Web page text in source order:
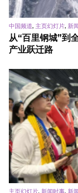
中国频道, 主页幻灯片, 新
从“百里钢城”到
产业跃迁路
主页幻灯片, 新闻时事, 新